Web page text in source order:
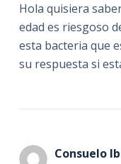
Hola quisiera
edad es riesgoso
esta bacteria que
su respuesta si
Consuelo